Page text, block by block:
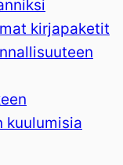
kirjapaketit
kuulumisia